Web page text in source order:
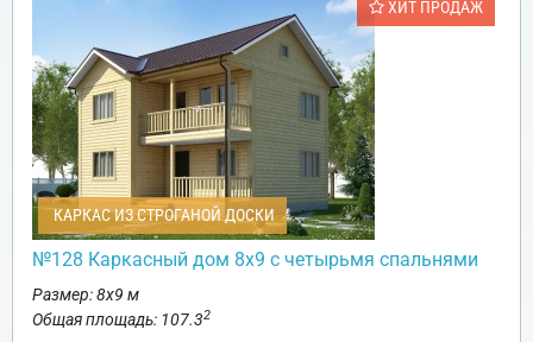
ХИТ ПРОДАЖ
КАРКАС ИЗ СТРОГАНОЙ ДОСКИ
№128 Каркасный дом 8х9 с четырьмя спальнями
Размер: 8х9 м
Общая площадь: 107.32